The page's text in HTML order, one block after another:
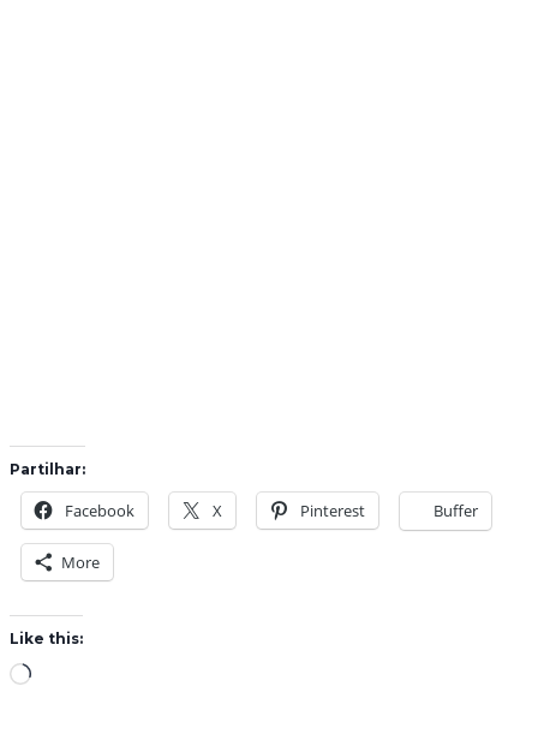
Partilhar:
Facebook X Pinterest Buffer
More
Like this:
L